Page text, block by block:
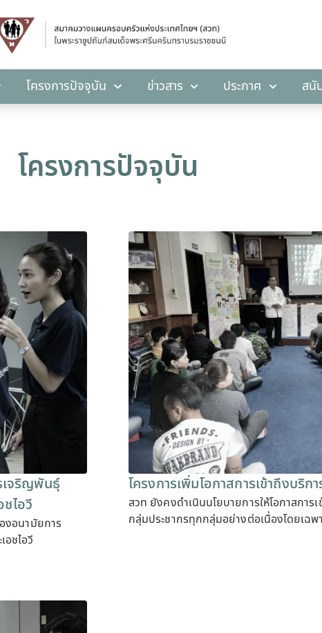
โครงการปัจจุบัน ข่าวสาร ประกาศ สนั
มรู้ โครงการปัจจุบัน
โครงการปัจจุบัน
เจริญพันธุ์
ไอวี
งอนามัยการ
ชไอวี
โครงการเพิ่มโอกาสการเข้าถึงบริ
สวท ยังคงดำเนินนโยบายการให้โอกาสกา
กลุ่มประชากรทุกกลุ่มอย่างต่อเนื่องโดยเฉพ